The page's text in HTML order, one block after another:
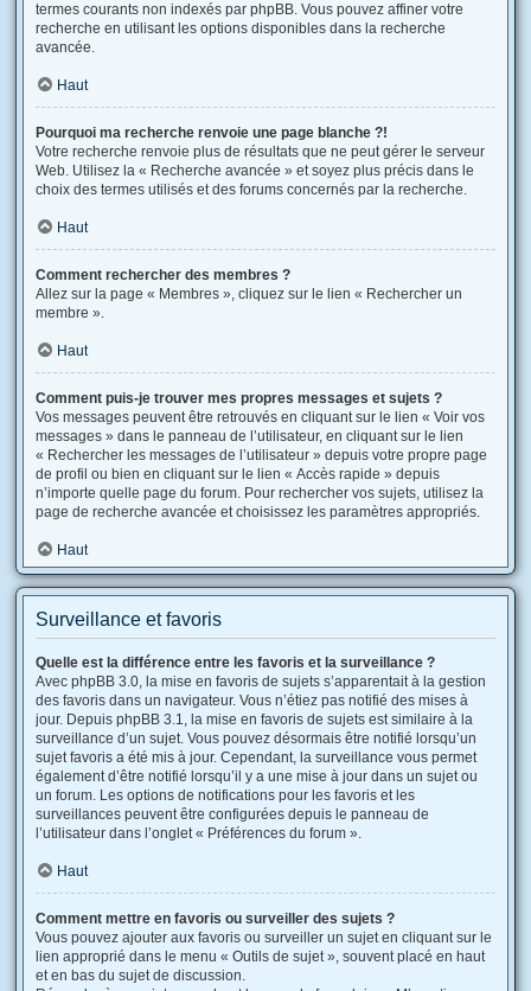
termes courants non indexés par phpBB. Vous pouvez affiner votre
recherche en utilisant les options disponibles dans la recherche
avancée.
Haut
Pourquoi ma recherche renvoie une page blanche ?!
Votre recherche renvoie plus de résultats que ne peut gérer le serveur
Web. Utilisez la « Recherche avancée » et soyez plus précis dans le
choix des termes utilisés et des forums concernés par la recherche.
Haut
Comment rechercher des membres ?
Allez sur la page « Membres », cliquez sur le lien « Rechercher un
membre ».
Haut
Comment puis-je trouver mes propres messages et sujets ?
Vos messages peuvent être retrouvés en cliquant sur le lien « Voir vos
messages » dans le panneau de l’utilisateur, en cliquant sur le lien
« Rechercher les messages de l’utilisateur » depuis votre propre page
de profil ou bien en cliquant sur le lien « Accès rapide » depuis
n’importe quelle page du forum. Pour rechercher vos sujets, utilisez la
page de recherche avancée et choisissez les paramètres appropriés.
Haut
Surveillance et favoris
Quelle est la différence entre les favoris et la surveillance ?
Avec phpBB 3.0, la mise en favoris de sujets s’apparentait à la gestion
des favoris dans un navigateur. Vous n’étiez pas notifié des mises à
jour. Depuis phpBB 3.1, la mise en favoris de sujets est similaire à la
surveillance d’un sujet. Vous pouvez désormais être notifié lorsqu’un
sujet favoris a été mis à jour. Cependant, la surveillance vous permet
également d’être notifié lorsqu’il y a une mise à jour dans un sujet ou
un forum. Les options de notifications pour les favoris et les
surveillances peuvent être configurées depuis le panneau de
l’utilisateur dans l’onglet « Préférences du forum ».
Haut
Comment mettre en favoris ou surveiller des sujets ?
Vous pouvez ajouter aux favoris ou surveiller un sujet en cliquant sur le
lien approprié dans le menu « Outils de sujet », souvent placé en haut
et en bas du sujet de discussion.